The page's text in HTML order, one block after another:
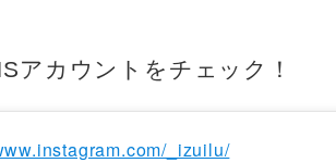
アカウントをチェック！
_izuilu/